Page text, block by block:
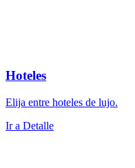
Hoteles
Elija entre hoteles de lujo.
Ir a Detalle